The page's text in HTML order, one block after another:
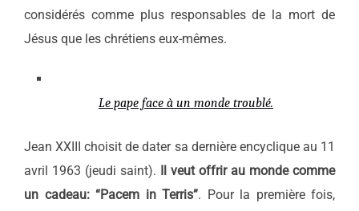
considérés comme plus responsables de la mort de
Jésus que les chrétiens eux-mêmes.
Le pape face à un monde troublé.
Jean XXIII choisit de dater sa dernière encyclique au 11
avril 1963 (jeudi saint). Il veut offrir au monde comme
un cadeau: “Pacem in Terris”. Pour la première fois,